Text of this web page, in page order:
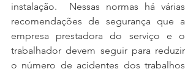
instalação.  Nessas normas há várias
recomendações de segurança que a
empresa prestadora do serviço e o
trabalhador devem seguir para reduzir
o número de acidentes dos trabalhos